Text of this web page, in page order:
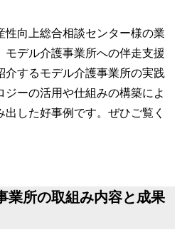
性向上総合相談センター様の業
モデル介護事業所への伴走支援
介するモデル介護事業所の実践
ジーの活用や仕組みの構築によ
した好事例です。ぜひご覧く
業所の取組み内容と成果